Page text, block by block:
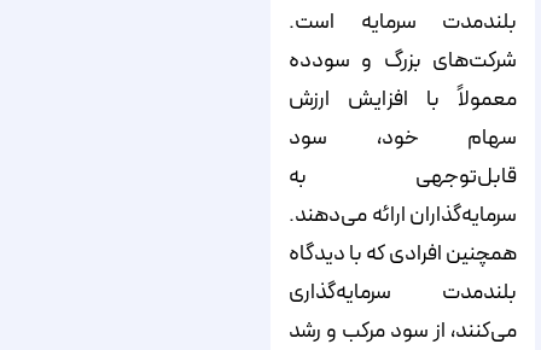
بلندمدت سرمایه است.
شرکت‌های بزرگ و سودده
معمولاً با افزایش ارزش
سهام خود، سود
قابل‌توجهی به
سرمایه‌گذاران ارائه می‌دهند.
همچنین افرادی که با دیدگاه
بلندمدت سرمایه‌گذاری
می‌کنند، از سود مرکب و رشد